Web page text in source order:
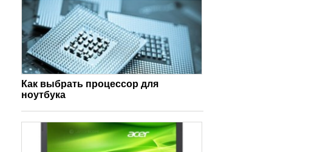
Как выбрать процессор для
ноутбука